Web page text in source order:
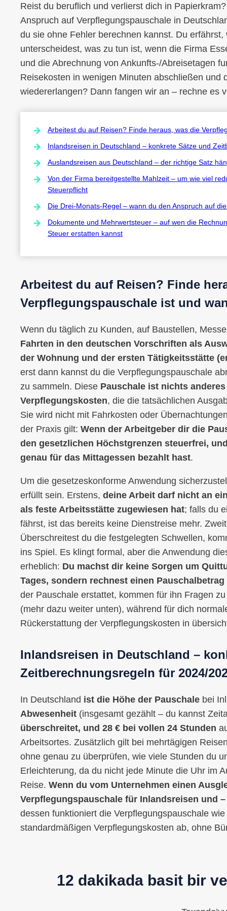
Reist du beruflich und verlierst dich in
Anspruch auf Verpflegungspauschale in
du sie ohne Fehler berechnen kannst. Du
unterscheidest, was zu tun ist, wenn die Firma
und die Abrechnung von Ankunfts-/Abreisetagen
Reisekosten in wenigen Minuten abschließen und
wiedererlangen? Dann fangen wir an – rechne es
Arbeitest du auf Reisen? Finde heraus, was die
Inlandsreisen in Deutschland – konkrete Sätze und
Auslandsreisen aus Deutschland – der richtige Satz
Von der Firma bereitgestellte Mahlzeit – um wie viel
Steuerpflicht
Die Drei-Monats-Regel – wann du den Anspruch auf
Dokumente und Mehrwertsteuer – auf wen die
Steuer erstatten kannst
Arbeitest du auf Reisen? Finde
Verpflegungspauschale ist und
Wenn du täglich zu Kunden, auf Baustellen,
Fahrten in den deutschen Vorschriften als
der Wohnung und der ersten Tätigkeitsstätte
erst dann kannst du die Verpflegungspauschale
zu sammeln. Diese Pauschale ist nichts
Verpflegungskosten, die die tatsächlichen
Sie wird nicht mit Fahrkosten oder
der Praxis gilt: Wenn der Arbeitgeber dir die
den gesetzlichen Höchstgrenzen steuerfrei,
genau für das Mittagessen bezahlt hast.
Um die gesetzeskonforme Anwendung
erfüllt sein. Erstens, deine Arbeit darf nicht an
als feste Arbeitsstätte zugewiesen hat; falls du
fährst, ist das bereits keine Dienstreise mehr.
Überschreitest du die festgelegten Schwellen,
ins Spiel. Es klingt formal, aber die Anwendung
erheblich: Du machst dir keine Sorgen um
Tages, sondern rechnest einen Pauschalbetrag
der Pauschale erstattet, kommen für ihn Fragen
(mehr dazu weiter unten), während für dich
Rückerstattung der Verpflegungskosten in
Inlandsreisen in Deutschland –
Zeitberechnungsregeln für 2024/
In Deutschland ist die Höhe der Pauschale bei
Abwesenheit (insgesamt gezählt – du kannst
überschreitet, und 28 € bei vollen 24 Stunden
Arbeitsortes. Zusätzlich gilt bei mehrtägigen
ohne genau zu überprüfen, wie viele Stunden du
Erleichterung, da du nicht jede Minute die Uhr im
Reise. Wenn du vom Unternehmen einen
Verpflegungspauschale für Inlandsreisen und
dessen funktioniert die Verpflegungspauschale
standardmäßigen Verpflegungskosten ab, ohne
12 dakikada basit bir